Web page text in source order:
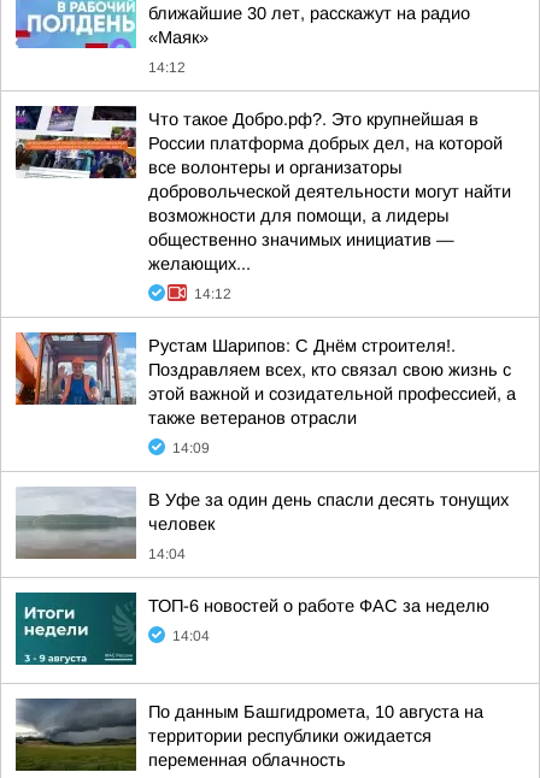
ближайшие 30 лет, расскажут на радио
«Маяк»
14:12
Что такое Добро.рф?. Это крупнейшая в
России платформа добрых дел, на которой
все волонтеры и организаторы
добровольческой деятельности могут найти
возможности для помощи, а лидеры
общественно значимых инициатив —
желающих...
14:12
Рустам Шарипов: С Днём строителя!.
Поздравляем всех, кто связал свою жизнь с
этой важной и созидательной профессией, а
также ветеранов отрасли
14:09
В Уфе за один день спасли десять тонущих
человек
14:04
ТОП-6 новостей о работе ФАС за неделю
14:04
По данным Башгидромета, 10 августа на
территории республики ожидается
переменная облачность